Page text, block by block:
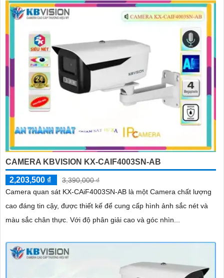
bảo vệ an ninh hiệu quả
CAMERA KBVISION KX-CAIF4003SN-AB
2,203,500 ₫
3,390,000 ₫
Camera quan sát KX-CAiF4003SN-AB là một Camera chất lượng
cao đáng tin cậy, được thiết kế để cung cấp hình ảnh sắc nét và
màu sắc chân thực. Với độ phân giải cao và góc nhìn...